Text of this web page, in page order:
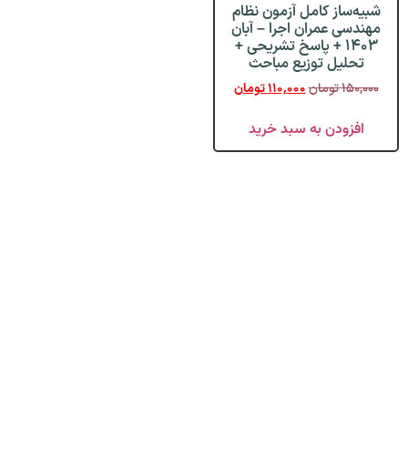
شبیه‌ساز کامل آزمون نظام
مهندسی عمران اجرا – آبان
۱۴۰۳ + پاسخ تشریحی +
تحلیل توزیع مباحث
۱۵۰,۰۰۰تومان۱۱۰,۰۰۰تومان
افزودن به سبد خرید